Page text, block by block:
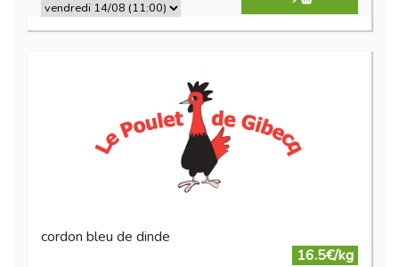
cordon bleu de dinde
16.5€/kg